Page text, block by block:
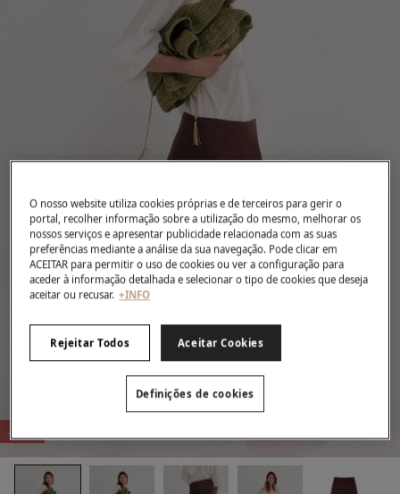
-62%
O nosso website utiliza cookies próprias e de terceiros para gerir o
portal, recolher informação sobre a utilização do mesmo, melhorar os
nossos serviços e apresentar publicidade relacionada com as suas
preferências mediante a análise da sua navegação. Pode clicar em
ACEITAR para permitir o uso de cookies ou ver a configuração para
aceder à informação detalhada e selecionar o tipo de cookies que deseja
aceitar ou recusar. +INFO
Rejeitar Todos Aceitar Cookies
Definições de cookies